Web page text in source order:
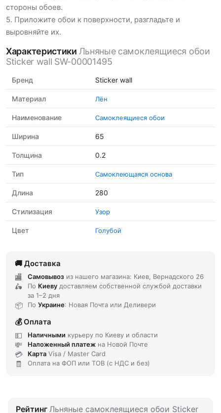
стороны обоев.
5. Приложите обои к поверхности, разгладьте и
выровняйте их.
Характеристики Льняные самоклеящиеся обои
Sticker wall SW-00001495
Бренд Sticker wall
Материал Лён
Наименование Самоклеящиеся обои
Ширина 65
Толщина 0.2
Тип Самоклеющаяся основа
Длина 280
Стилизация Узор
Цвет Голубой
Доставка
Самовывоз из нашего магазина: Киев, Вернадского 26
По Киеву доставляем собственной службой доставки
за 1–2 дня
По Украине: Новая Почта или Деливери
Оплата
Наличными курьеру по Киеву и области
Наложенный платеж на Новой Почте
Карта Visa / Master Card
Оплата на ФОП или ТОВ (с НДС и без)
Рейтинг Льняные самоклеящиеся обои Sticker